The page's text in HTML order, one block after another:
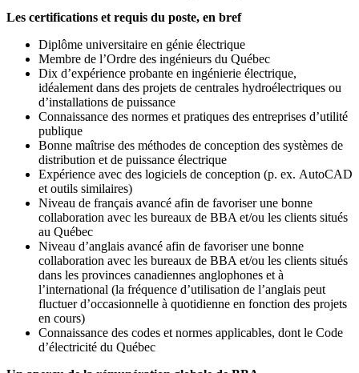
Les certifications et requis du poste, en bref
Diplôme universitaire en génie électrique
Membre de l’Ordre des ingénieurs du Québec
Dix d’expérience probante en ingénierie électrique,
idéalement dans des projets de centrales hydroélectriques ou
d’installations de puissance
Connaissance des normes et pratiques des entreprises d’utilité
publique
Bonne maîtrise des méthodes de conception des systèmes de
distribution et de puissance électrique
Expérience avec des logiciels de conception (p. ex. AutoCAD
et outils similaires)
Niveau de français avancé afin de favoriser une bonne
collaboration avec les bureaux de BBA et/ou les clients situés
au Québec
Niveau d’anglais avancé afin de favoriser une bonne
collaboration avec les bureaux de BBA et/ou les clients situés
dans les provinces canadiennes anglophones et à
l’international (la fréquence d’utilisation de l’anglais peut
fluctuer d’occasionnelle à quotidienne en fonction des projets
en cours)
Connaissance des codes et normes applicables, dont le Code
d’électricité du Québec